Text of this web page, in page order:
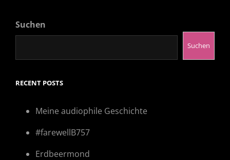
Suchen
Suchen
RECENT POSTS
Meine audiophile Geschichte
#farewellB757
Erdbeermond